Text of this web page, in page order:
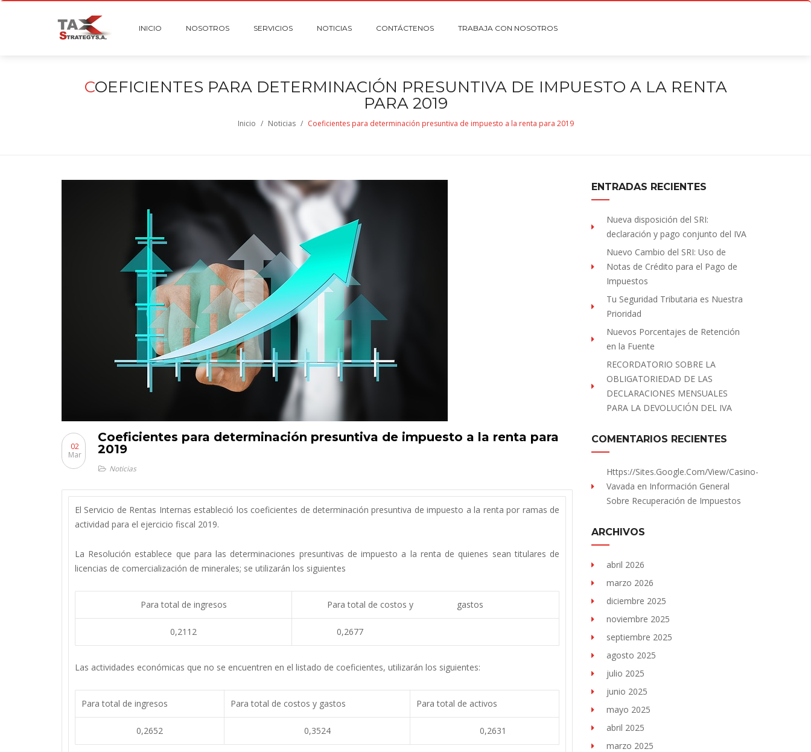
INICIO NOSOTROS SERVICIOS NOTICIAS CONTÁCTENOS TRABAJA CON NOSOTROS
COEFICIENTES PARA DETERMINACIÓN PRESUNTIVA DE IMPUESTO A LA RENTA
PARA 2019
Inicio / Noticias / Coeficientes para determinación presuntiva de impuesto a la renta para 2019
Coeficientes para determinación presuntiva de impuesto a la renta para
2019
02
Mar
Noticias
El Servicio de Rentas Internas estableció los coeficientes de determinación presuntiva de impuesto a la renta por ramas de
actividad para el ejercicio fiscal 2019.
La Resolución establece que para las determinaciones presuntivas de impuesto a la renta de quienes sean titulares de
licencias de comercialización de minerales; se utilizarán los siguientes
Para total de ingresos Para total de costos y gastos
0,2112 0,2677
Las actividades económicas que no se encuentren en el listado de coeficientes, utilizarán los siguientes:
Para total de ingresos Para total de costos y gastos Para total de activos
0,2652 0,3524 0,2631
ENTRADAS RECIENTES
Nueva disposición del SRI:
declaración y pago conjunto del IVA
Nuevo Cambio del SRI: Uso de
Notas de Crédito para el Pago de
Impuestos
Tu Seguridad Tributaria es Nuestra
Prioridad
Nuevos Porcentajes de Retención
en la Fuente
RECORDATORIO SOBRE LA
OBLIGATORIEDAD DE LAS
DECLARACIONES MENSUALES
PARA LA DEVOLUCIÓN DEL IVA
COMENTARIOS RECIENTES
Https://sites.Google.com/view/Casino-
Vavada en Información General
Sobre Recuperación de Impuestos
ARCHIVOS
abril 2026
marzo 2026
diciembre 2025
noviembre 2025
septiembre 2025
agosto 2025
julio 2025
junio 2025
mayo 2025
abril 2025
marzo 2025